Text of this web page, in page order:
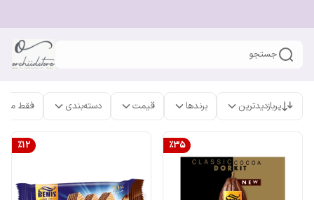
جستجو
پربازدیدترین برندها قیمت دسته‌بندی فقط
%35
%12